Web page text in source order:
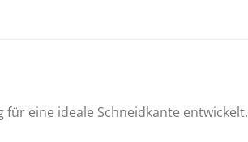
eine ideale Schneidkante entwickelt.